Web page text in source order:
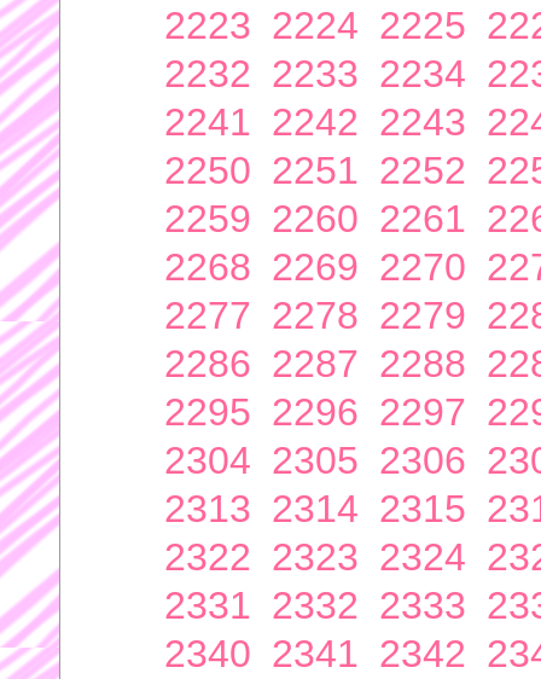
2223 2224 2225
2232 2233 2234
2241 2242 2243
2250 2251 2252
2259 2260 2261
2268 2269 2270
2277 2278 2279
2286 2287 2288
2295 2296 2297
2304 2305 2306
2313 2314 2315
2322 2323 2324
2331 2332 2333
2340 2341 2342